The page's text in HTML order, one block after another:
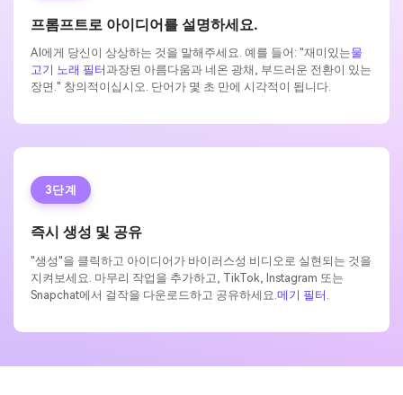
프롬프트로 아이디어를 설명하세요.
AI에게 당신이 상상하는 것을 말해주세요. 예를 들어: "재미있는물
고기 노래 필터과장된 아름다움과 네온 광채, 부드러운 전환이 있는
장면." 창의적이십시오. 단어가 몇 초 만에 시각적이 됩니다.
3단계
즉시 생성 및 공유
"생성"을 클릭하고 아이디어가 바이러스성 비디오로 실현되는 것을
지켜보세요. 마무리 작업을 추가하고, TikTok, Instagram 또는
Snapchat에서 걸작을 다운로드하고 공유하세요.메기 필터 .